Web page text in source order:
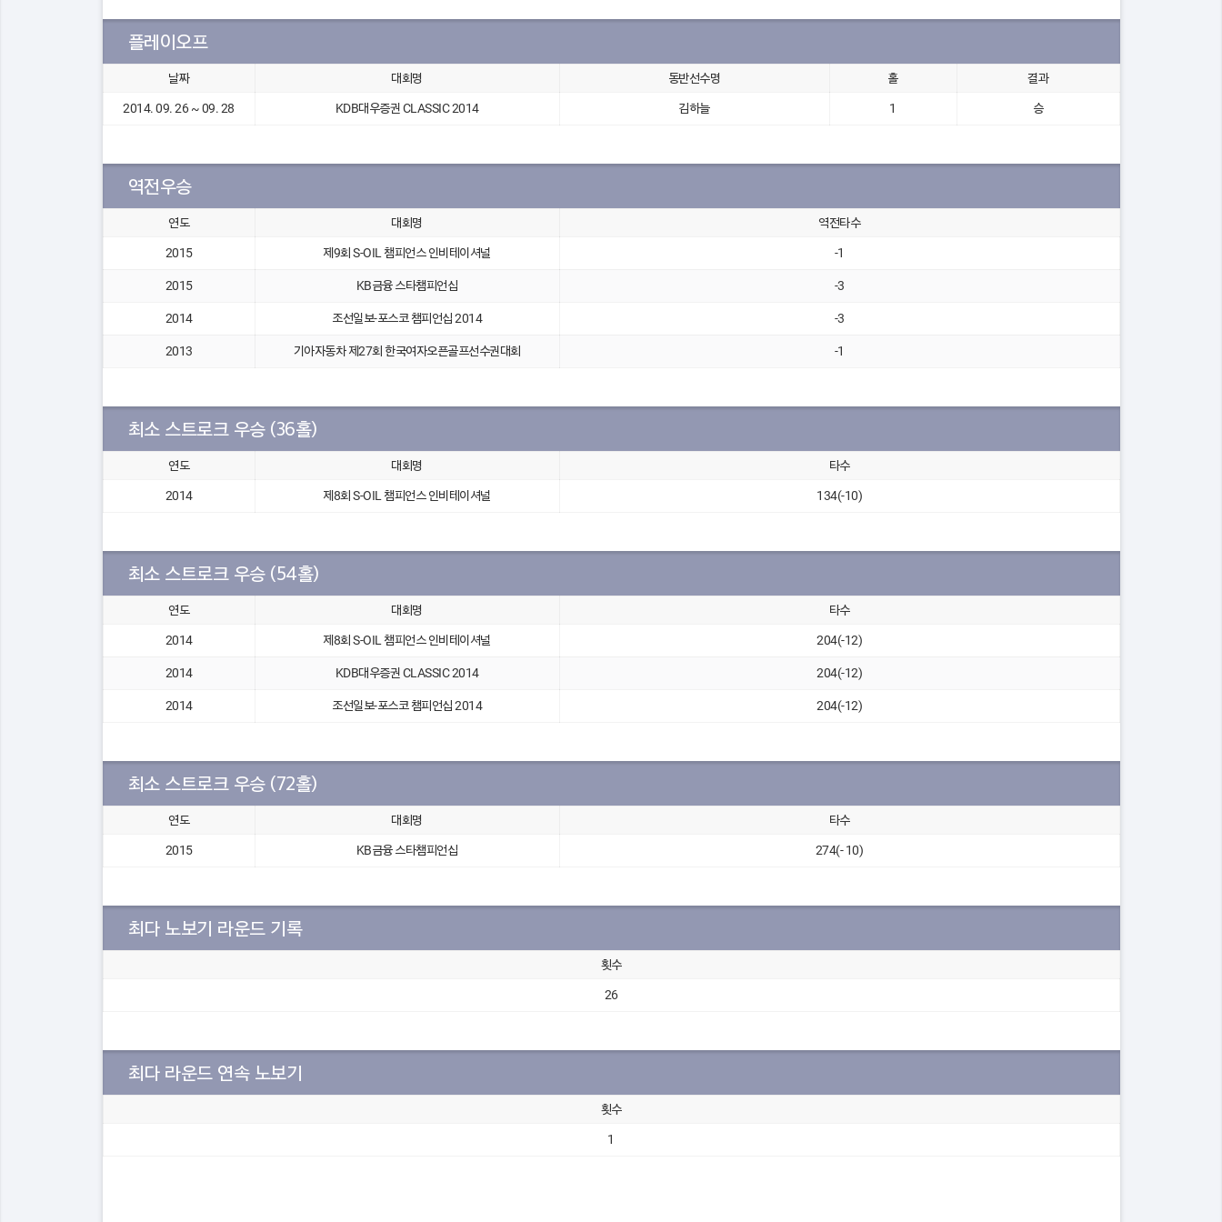
플레이오프
날짜 대회명 동반선수명 홀 결과
2014. 09. 26 ~ 09. 28 KDB대우증권 CLASSIC 2014 김하늘 1 승
역전우승
연도 대회명 역전타수
2015 제9회 S-OIL 챔피언스 인비테이셔널 -1
2015 KB금융 스타챔피언십 -3
2014 조선일보-포스코 챔피언십 2014 -3
2013 기아자동차 제27회 한국여자오픈골프선수권대회 -1
최소 스트로크 우승 (36홀)
연도 대회명 타수
2014 제8회 S-OIL 챔피언스 인비테이셔널 134(-10)
최소 스트로크 우승 (54홀)
연도 대회명 타수
2014 제8회 S-OIL 챔피언스 인비테이셔널 204(-12)
2014 KDB대우증권 CLASSIC 2014 204(-12)
2014 조선일보-포스코 챔피언십 2014 204(-12)
최소 스트로크 우승 (72홀)
연도 대회명 타수
2015 KB금융 스타챔피언십 274(- 10)
최다 노보기 라운드 기록
횟수
26
최다 라운드 연속 노보기
횟수
1